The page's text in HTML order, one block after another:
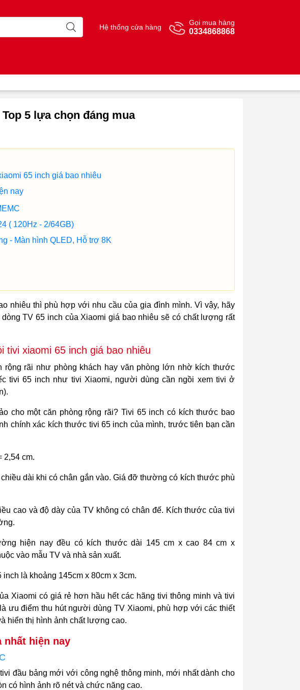
Hệ thống cửa hàng
Gọi mua hàng
0334868868
5 lựa chọn đáng mua
65 inch giá bao nhiêu
nay
( 120Hz - 2/64GB)
- Màn hình QLED, Hỗ trợ 8K
nhiêu thì phù hợp với nhu cầu của gia đình mình. Vì vậy, hãy
TV 65 inch của Xiaomi giá bao nhiêu sẽ có chất lượng rất
xiaomi 65 inch giá bao nhiêu
rãi như phòng khách hay văn phòng lớn nhờ kích thước
tivi 65 inch như tivi Xiaomi, người dùng cần ngồi xem tivi ở
cho một căn phòng rộng rãi? Tivi 65 inch có kích thước bao
chính xác kích thước tivi 65 inch của mình, trước tiên bạn cần
2,54 cm.
dài khi có chân gắn vào. Giá đỡ thường có kích thước phù
cao và độ dày của TV không có chân đế. Kích thước của tivi
hiện nay đều có kích thước dài 145 cm x cao 84 cm x
vào mẫu TV và nhà sản xuất.
là khoảng 145cm x 80cm x 3cm.
Xiaomi có giá rẻ hơn hầu hết các hãng tivi thông minh và tivi
ưu điểm thu hút người dùng TV Xiaomi, phù hợp với các thiết
hiển thị hình ảnh chất lượng cao.
nhất hiện nay
đầu bảng mới với công nghệ thông minh, mới nhất dành cho
có hình ảnh rõ nét và chức năng cao.